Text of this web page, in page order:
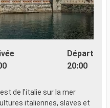
Départ
20:00
de l'italie sur la mer
italiennes, slaves et